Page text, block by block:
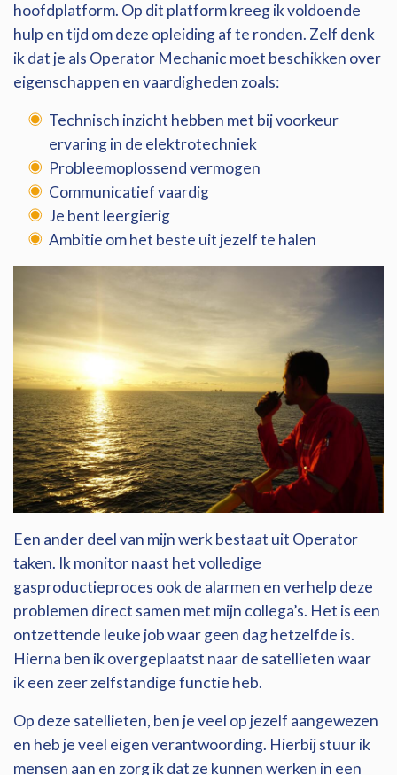
hoofdplatform. Op dit platform kreeg ik voldoende
hulp en tijd om deze opleiding af te ronden. Zelf denk
ik dat je als Operator Mechanic moet beschikken over
eigenschappen en vaardigheden zoals:
Technisch inzicht hebben met bij voorkeur
ervaring in de elektrotechniek
Probleemoplossend vermogen
Communicatief vaardig
Je bent leergierig
Ambitie om het beste uit jezelf te halen
Een ander deel van mijn werk bestaat uit Operator
taken. Ik monitor naast het volledige
gasproductieproces ook de alarmen en verhelp deze
problemen direct samen met mijn collega’s. Het is een
ontzettende leuke job waar geen dag hetzelfde is.
Hierna ben ik overgeplaatst naar de satellieten waar
ik een zeer zelfstandige functie heb.
Op deze satellieten, ben je veel op jezelf aangewezen
en heb je veel eigen verantwoording. Hierbij stuur ik
mensen aan en zorg ik dat ze kunnen werken in een